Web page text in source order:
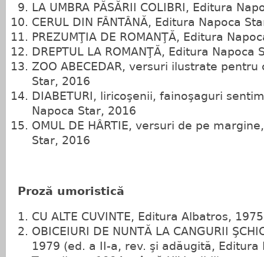
LA UMBRA PĂSĂRII COLIBRI, Editura
CERUL DIN FÂNTÂNĂ, Editura Napoca
PREZUMŢIA DE ROMANŢĂ, Editura
DREPTUL LA ROMANŢĂ, Editura Napoca
ZOO ABECEDAR, versuri ilustrate
Star, 2016
DIABETURI, liricoşenii, fainoşaguri
Napoca Star, 2016
OMUL DE HÂRTIE, versuri de pe
Star, 2016
Proză umoristică
CU ALTE CUVINTE, Editura Albatros, 1975
OBICEIURI DE NUNTĂ LA CANGURII
1979 (ed. a II‑a, rev. şi adăugită, Editura